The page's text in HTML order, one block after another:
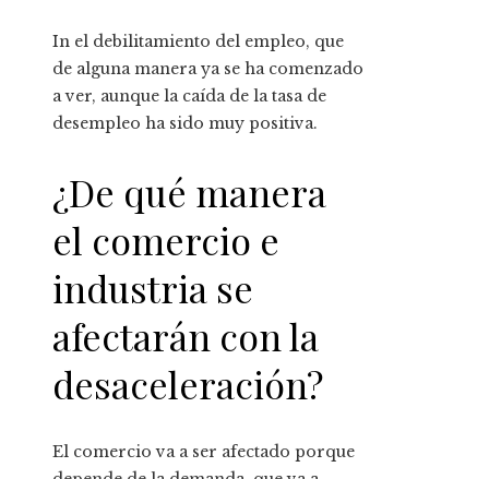
In el debilitamiento del empleo, que
de alguna manera ya se ha comenzado
a ver, aunque la caída de la tasa de
desempleo ha sido muy positiva.
¿De qué manera
el comercio e
industria se
afectarán con la
desaceleración?
El comercio va a ser afectado porque